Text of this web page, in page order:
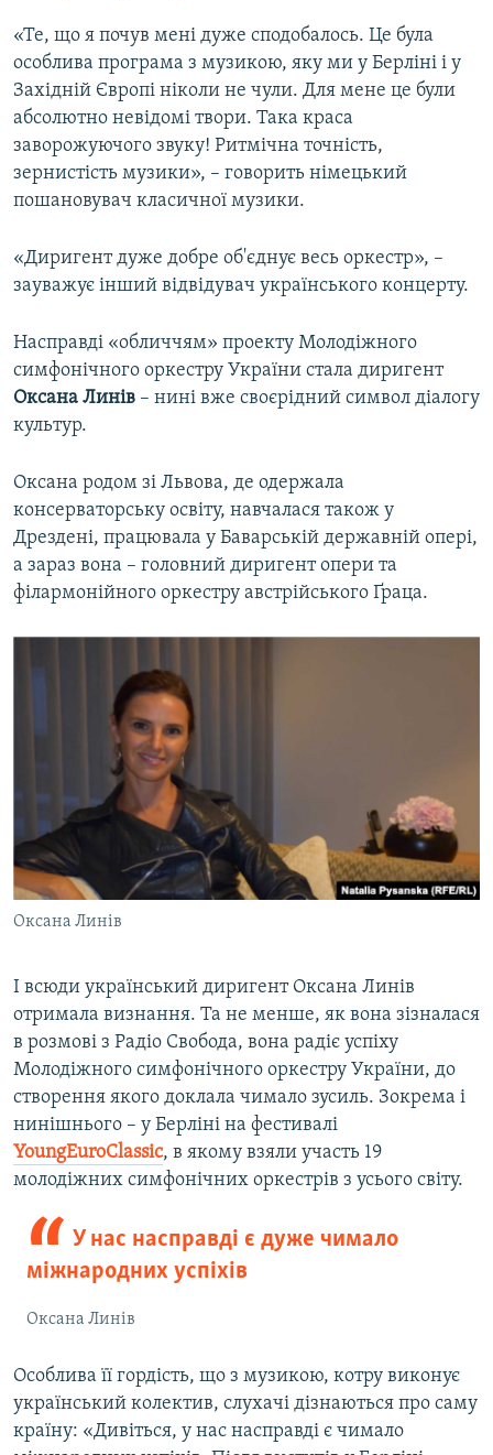
«Те, що я почув мені дуже сподобалось. Це була
особлива програма з музикою, яку ми у Берліні і у
Західній Європі ніколи не чули. Для мене це були
абсолютно невідомі твори. Така краса
заворожуючого звуку! Ритмічна точність,
зернистість музики», – говорить німецький
пошановувач класичної музики.
«Диригент дуже добре об'єднує весь оркестр», –
зауважує інший відвідувач українського концерту.
Насправді «обличчям» проекту Молодіжного
симфонічного оркестру України стала диригент
Оксана Линів – нині вже своєрідний символ діалогу
культур.
Оксана родом зі Львова, де одержала
консерваторську освіту, навчалася також у
Дрездені, працювала у Баварській державній опері,
а зараз вона – головний диригент опери та
філармонійного оркестру австрійського Ґраца.
Оксана Линів
І всюди український диригент Оксана Линів
отримала визнання. Та не менше, як вона зізналася
в розмові з Радіо Свобода, вона радіє успіху
Молодіжного симфонічного оркестру України, до
створення якого доклала чимало зусиль. Зокрема і
нинішнього – у Берліні на фестивалі
YoungEuroClassic, в якому взяли участь 19
молодіжних симфонічних оркестрів з усього світу.
У нас насправді є дуже чимало
міжнародних успіхів
Оксана Линів
Особлива її гордість, що з музикою, котру виконує
український колектив, слухачі дізнаються про саму
країну: «Дивіться, у нас насправді є чимало